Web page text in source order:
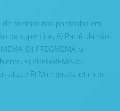
contato nas partículas em
da superfície, A) Partícula não
D) PPEGMEMA-b-
E) PPEGMEMA-b-
alta, e F) Micrografia ótica de